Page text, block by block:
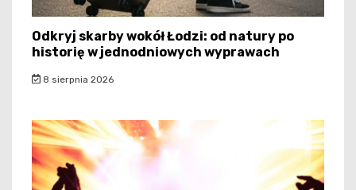
Odkryj skarby wokół Łodzi: od natury po
historię w jednodniowych wyprawach
8 sierpnia 2026